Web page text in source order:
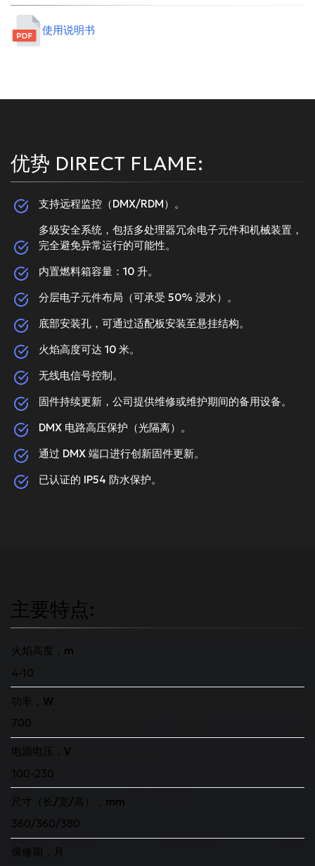
使用说明书
优势 DIRECT FLAME:
支持远程监控（DMX/RDM）。
多级安全系统，包括多处理器冗余电子元件和机械装置，
完全避免异常运行的可能性。
内置燃料箱容量：10 升。
分层电子元件布局（可承受 50% 浸水）。
底部安装孔，可通过适配板安装至悬挂结构。
火焰高度可达 10 米。
无线电信号控制。
固件持续更新，公司提供维修或维护期间的备用设备。
DMX 电路高压保护（光隔离）。
通过 DMX 端口进行创新固件更新。
已认证的 IP54 防水保护。
主要特点:
火焰高度，m
4-10
功率，W
700
电源电压，V
100-230
尺寸（长/宽/高），mm
360/360/380
保修期，月